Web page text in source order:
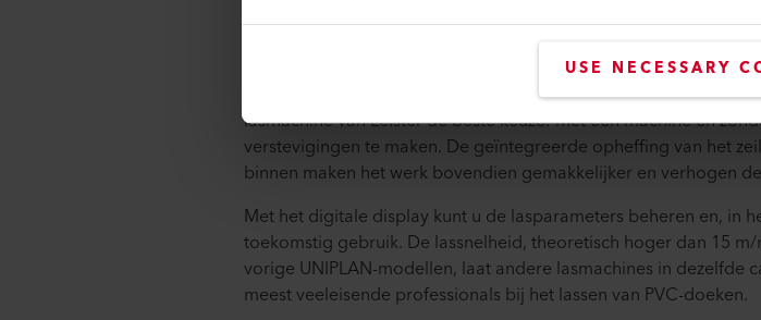
USE NECESSARY
Drie maanden na de lancering vormen de vele verzamelde
herfst voor de nieuwe UNIPLAN, een product dat het potentieel
Voor het eenvoudig en kwalitatief lassen van
lasmachine van Leister de beste keuze: met één machine en
verstevigingen te maken. De geïntegreerde opheffing van het
binnen maken het werk bovendien gemakkelijker en verhogen
Met het digitale display kunt u de lasparameters beheren en, in
toekomstig gebruik. De lassnelheid, theoretisch hoger dan 15
vorige UNIPLAN-modellen, laat andere lasmachines in
meest veeleisende professionals bij het lassen van PVC-doeken.